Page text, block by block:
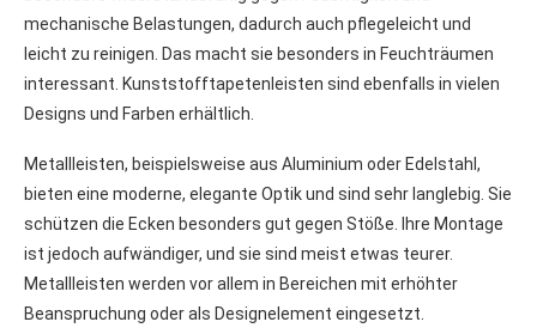
mechanische Belastungen, dadurch auch pflegeleicht und
leicht zu reinigen. Das macht sie besonders in Feuchträumen
interessant. Kunststofftapetenleisten sind ebenfalls in vielen
Designs und Farben erhältlich.
Metallleisten, beispielsweise aus Aluminium oder Edelstahl,
bieten eine moderne, elegante Optik und sind sehr langlebig. Sie
schützen die Ecken besonders gut gegen Stöße. Ihre Montage
ist jedoch aufwändiger, und sie sind meist etwas teurer.
Metallleisten werden vor allem in Bereichen mit erhöhter
Beanspruchung oder als Designelement eingesetzt.